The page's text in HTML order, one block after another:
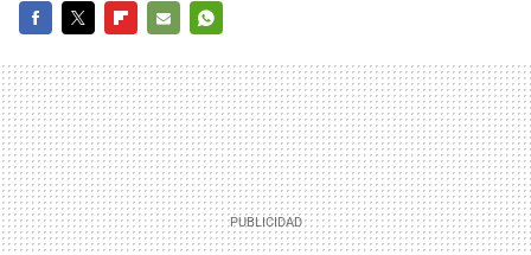
MAIL